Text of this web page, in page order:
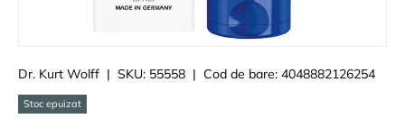
Dr. Kurt Wolff | SKU: 55558 | Cod de bare: 4048882126254
Stoc epuizat